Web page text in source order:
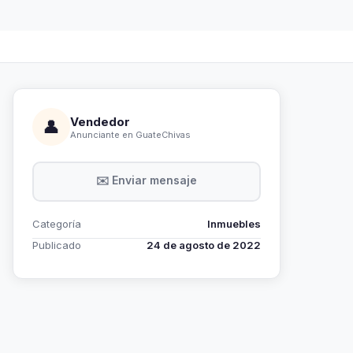
👤 Vendedor
Anunciante en GuateChivas
✉️ Enviar mensaje
Categoría
Inmuebles
Publicado
24 de agosto de 2022